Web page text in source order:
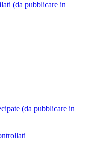
(da pubblicare in
(da pubblicare in